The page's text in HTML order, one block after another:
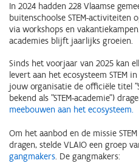
In 2024 hadden 228 Vlaamse
buitenschoolse STEM-activiteiten
via workshops en
academies blijft jaarlijks groeien.
Sinds het voorjaar van 2025 kan
levert aan het ecosysteem STEM
jouw organisatie de officiële titel
bekend als "STEM-academie")
meebouwen aan het ecosysteem.
Om het aanbod en de missie
dragen, stelde VLAIO een groep
gangmakers. De gangmakers: